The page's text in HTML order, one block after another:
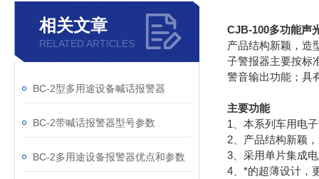
相关文章
RELATED ARTICLES
BC-2型多用途设备喊话报警器
BC-2带喊话报警器型号参数
BC-2多用途设备报警器优点和参数
CJB-100多功能声
产品结构新颖，造
子警报器主要按标
警音输出功能；具
主要功能
1、本系列车用电
2、产品结构新颖
3、采用单片集成
4、*的超薄设计，